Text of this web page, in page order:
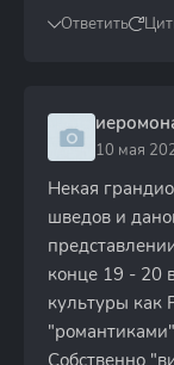
Ответить
10 мая
Некая
шведов и
конце 19 - 20
культуры как
Собственно